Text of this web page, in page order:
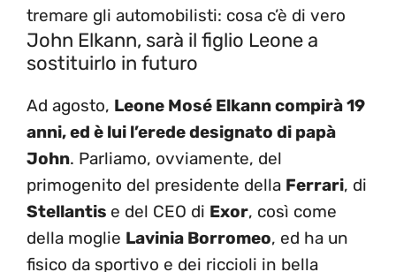
tremare gli automobilisti: cosa c’è di vero
John Elkann, sarà il figlio Leone a
sostituirlo in futuro
Ad agosto, Leone Mosé Elkann compirà 19
anni, ed è lui l’erede designato di papà
John. Parliamo, ovviamente, del
primogenito del presidente della Ferrari, di
Stellantis e del CEO di Exor, così come
della moglie Lavinia Borromeo, ed ha un
fisico da sportivo e dei riccioli in bella